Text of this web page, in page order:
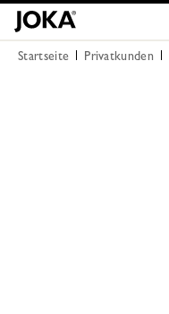
Startseite Privatkunden